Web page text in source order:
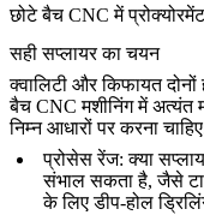
छोटे बैच CNC में
सही सप्लायर का चयन
क्वालिटी और किफायत
बैच CNC मशीनिंग में अत्यंत
निम्न आधारों पर करना
प्रोसेस रेंज: क्या
संभाल सकता है, जैसे
के लिए डीप-होल